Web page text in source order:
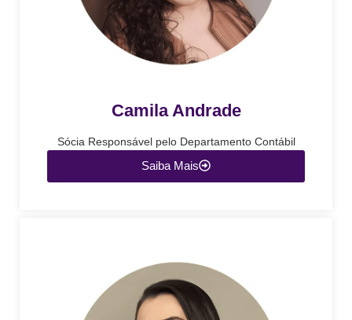
Camila Andrade
Sócia Responsável pelo Departamento Contábil
Saiba Mais